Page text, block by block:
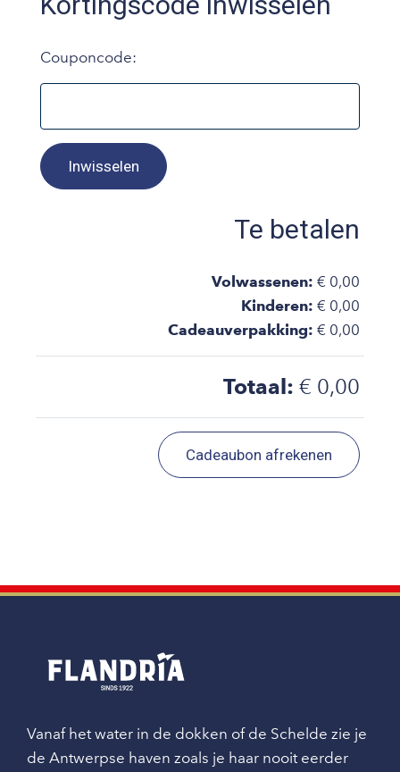
Couponcode:
Inwisselen
Te betalen
Volwassenen: € 0,00
Kinderen: € 0,00
Cadeauverpakking: € 0,00
Totaal: € 0,00
Cadeaubon afrekenen
Vanaf het water in de dokken of de Schelde zie je
de Antwerpse haven zoals je haar nooit eerder